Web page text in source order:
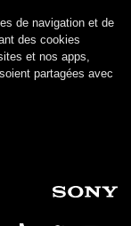
de navigation et de
des cookies
et nos apps,
partagées avec